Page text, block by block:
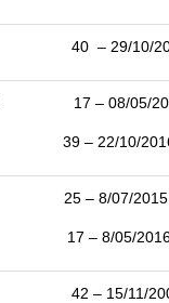
40 – 29/10/
17 – 08/05/
39 – 22/10/
25 – 8/07/
17 – 8/05/
42 – 15/11/